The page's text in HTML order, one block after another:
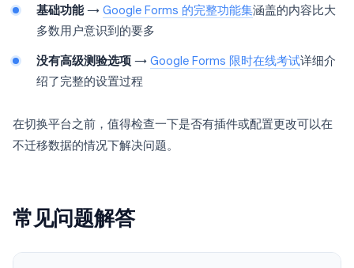
基础功能→ Google Forms 的完整功能集涵盖的内容比大
多数用户意识到的要多
没有高级测验选项 → Google Forms 限时在线考试详细介
绍了完整的设置过程
在切换平台之前，值得检查一下是否有插件或配置更改可以在
不迁移数据的情况下解决问题。
常见问题解答